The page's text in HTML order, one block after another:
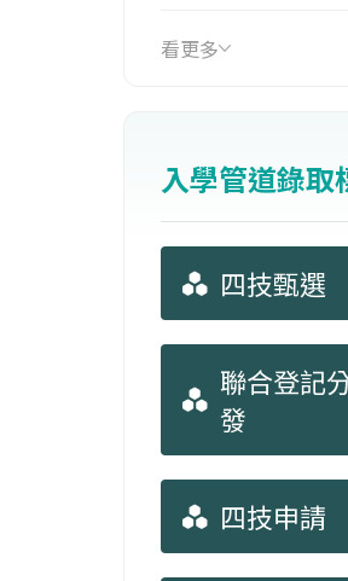
看更多
入學管道錄取
四技甄選
聯合登記
發
四技申請